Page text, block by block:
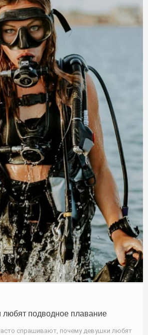
подводное плавание
спрашивают, почему девушки любят